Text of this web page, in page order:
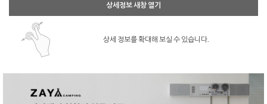
상세정보 새창 열기
상세 정보를 확대해 보실 수 있습니다.